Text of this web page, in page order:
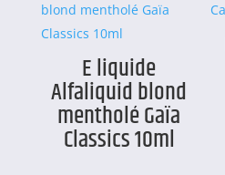
E liquide
Alfaliquid blond
mentholé Gaïa
Classics 10ml